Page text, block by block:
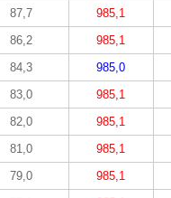
87,7 985,1
86,2 985,1
84,3 985,0
83,0 985,1
82,0 985,1
81,0 985,1
79,0 985,1